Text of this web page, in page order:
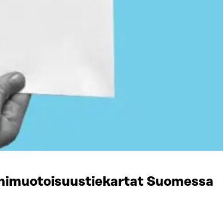
Suomessa